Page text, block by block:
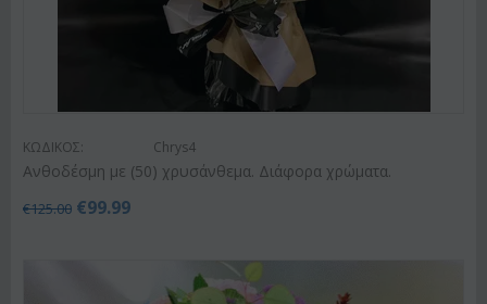
ΚΩΔΙΚΟΣ: Chrys4
Ανθοδέσμη με (50) χρυσάνθεμα. Διάφορα χρώματα.
€125.00 €99.99